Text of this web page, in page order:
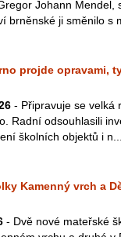
Johann Mendel,
brněnské ji směnilo s
projde opravami,
- Připravuje se velká
Radní odsouhlasili
školních objektů i n...
Kamenný vrch a
- Dvě nové mateřské